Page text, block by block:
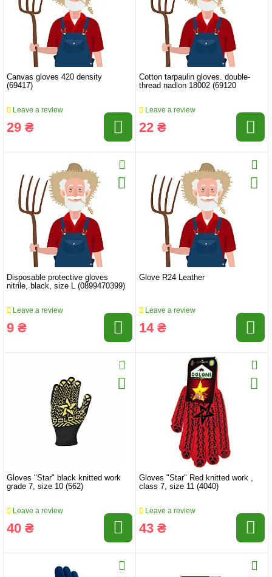
Canvas gloves 420 density
(69417)
Leave a review
29 ₴
Cotton tarpaulin gloves. double-
thread nadlon 18002 (69120
Leave a review
22 ₴
Disposable protective gloves
nitrile, black, size L (0899470399)
Leave a review
9 ₴
Glove R24 Leather
Leave a review
14 ₴
Gloves "Star" black knitted work
grade 7, size 10 (562)
Leave a review
40 ₴
Gloves "Star" Red knitted work ,
class 7, size 11 (4040)
Leave a review
43 ₴